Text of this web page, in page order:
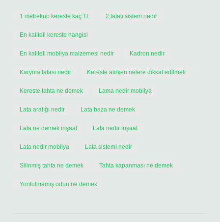
1 metreküp kereste kaç TL 2 latalı sistem nedir
En kaliteli kereste hangisi
En kaliteli mobilya malzemesi nedir Kadron nedir
Karyola latası nedir Kereste alırken nelere dikkat edilmeli
Kereste tahta ne demek Lama nedir mobilya
Lata aralığı nedir Lata baza ne demek
Lata ne demek inşaat Lata nedir inşaat
Lata nedir mobilya Lata sistemi nedir
Silinmiş tahta ne demek Tahta kapanması ne demek
Yontulmamış odun ne demek